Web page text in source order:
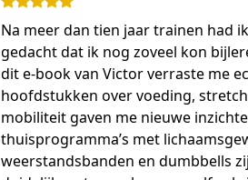
Na meer dan tien jaar trainen had
gedacht dat ik nog zoveel kon
dit e-book van Victor verraste me
hoofdstukken over voeding,
mobiliteit gaven me nieuwe
thuisprogramma’s met
weerstandsbanden en dumbbells